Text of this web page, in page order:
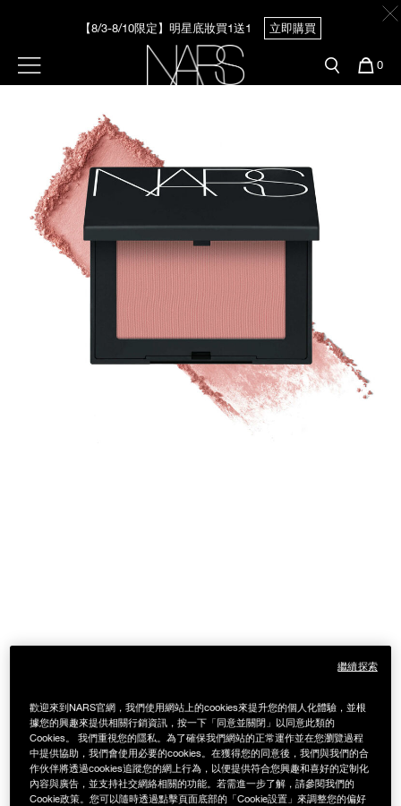
【8/3-8/10限定】明星底妝買1送1 立即購買
【8/3-8/10限定】限時輸碼贈迷你腮紅露 立即購買
新客首購輸＜WELCOME＞享9折
選單"
您
0
預約金曲獎妝容
官網獨家組合
水光頰彩系列
試用送到家
彩盤及禮盒組
雙頰
彩妝專欄
專業彩妝學院
歡迎來到NARS官網，我們使用網站上的cookies來提升您的個人化體驗，並根
據您的興趣來提供相關行銷資訊，按一下「同意並關閉」以同意此類的
Cookies。 我們重視您的隱私。為了確保我們網站的正常運作並在您瀏覽過程
中提供協助，我們會使用必要的cookies。在獲得您的同意後，我們與我們的合
作伙伴將透過cookies追蹤您的網上行為，以便提供符合您興趣和喜好的定制化
內容與廣告，並支持社交網絡相關的功能。若需進一步了解，請參閱我們的
Cookie政策。您可以隨時透過點擊頁面底部的「Cookie設置」來調整您的偏好
繼續探索